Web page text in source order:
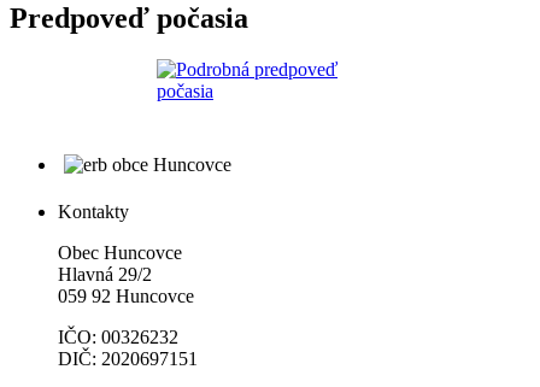
Predpoveď počasia
Kontakty
Obec Huncovce
Hlavná 29/2
059 92 Huncovce
IČO: 00326232
DIČ: 2020697151